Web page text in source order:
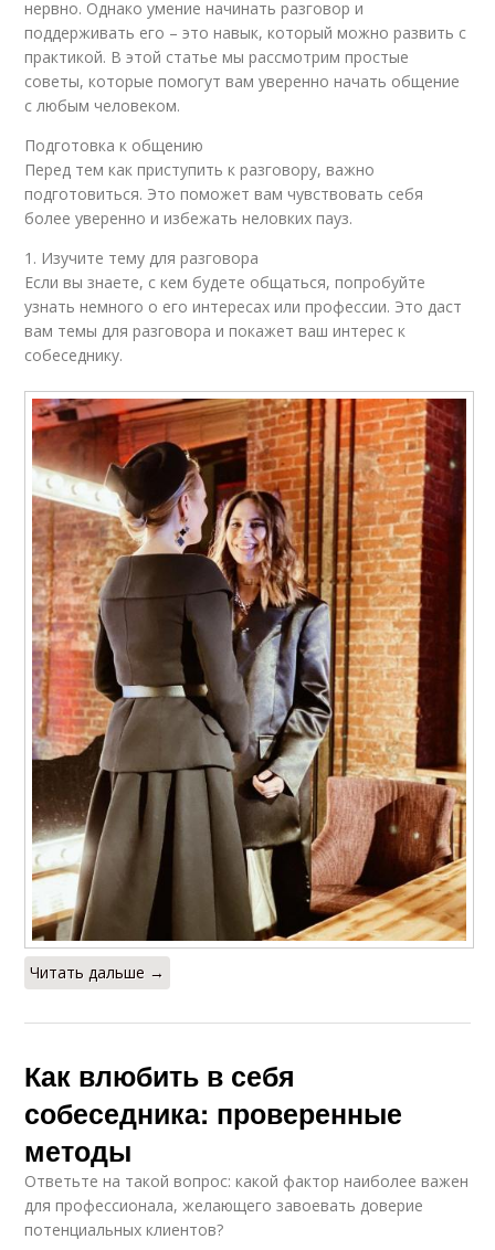
нервно. Однако умение начинать разговор и
поддерживать его – это навык, который можно развить с
практикой. В этой статье мы рассмотрим простые
советы, которые помогут вам уверенно начать общение
с любым человеком.
Подготовка к общению
Перед тем как приступить к разговору, важно
подготовиться. Это поможет вам чувствовать себя
более уверенно и избежать неловких пауз.
1. Изучите тему для разговора
Если вы знаете, с кем будете общаться, попробуйте
узнать немного о его интересах или профессии. Это даст
вам темы для разговора и покажет ваш интерес к
собеседнику.
Читать дальше →
Как влюбить в себя
собеседника: проверенные
методы
Ответьте на такой вопрос: какой фактор наиболее важен
для профессионала, желающего завоевать доверие
потенциальных клиентов?